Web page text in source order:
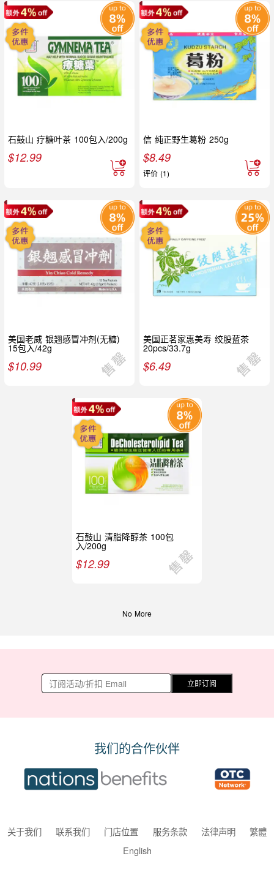
石鼓山 疗糖叶茶 100包入/200g
$12.99
信 纯正野生葛粉 250g
$8.49
评价 (1)
美国老威 银翘感冒冲剂(无糖)
15包入/42g
$10.99
美国正茗家惠美寿 绞股蓝茶
20pcs/33.7g
$6.49
石鼓山 清脂降醇茶 100包
入/200g
$12.99
No More
立即订阅
我们的合作伙伴
关于我们 联系我们 门店位置 服务条款 法律声明
繁體
English